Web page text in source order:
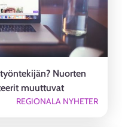
Nuorten
muuttuvat
REGIONALA NYHETER